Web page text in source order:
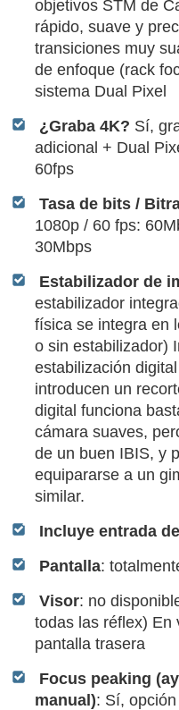
objetivos STM de
rápido, suave y
transiciones muy
de enfoque (rack
sistema Dual Pixel
¿Graba 4K? Sí,
adicional + Dual
60fps
Tasa de bits /
1080p / 60 fps:
30Mbps
Estabilizador de
estabilizador
física se integra en
o sin estabilizador)
estabilización
introducen un
digital funciona
cámara suaves,
de un buen IBIS, y
equipararse a un
similar.
Incluye entrada
Pantalla:
Visor: no
todas las réflex) En
pantalla trasera
Focus peaking
manual): Sí,